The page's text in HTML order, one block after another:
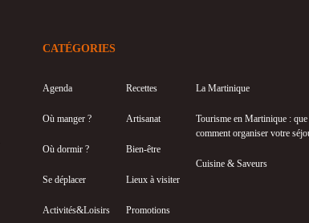
CATÉGORIES
Agenda
Où manger ?
Où dormir ?
Se déplacer
Activités&Loisirs
Recettes
Artisanat
Bien-être
Lieux à visiter
Promotions
La Martinique
Tourisme en Martinique :
comment organiser votre
Cuisine & Saveurs